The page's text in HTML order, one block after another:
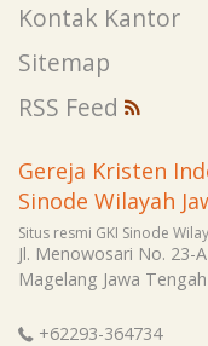
Kontak Kantor
Sitemap
RSS Feed
Gereja Kristen
Sinode Wilayah
Situs resmi GKI Sinode
Jl. Menowosari No. 23-A
Magelang Jawa Tengah
+62293-364734